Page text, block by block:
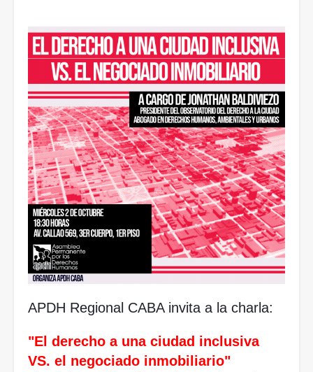
APDH Regional CABA invita a la charla:
"El derecho a una ciudad inclusiva
VS. el negociado inmobiliario"